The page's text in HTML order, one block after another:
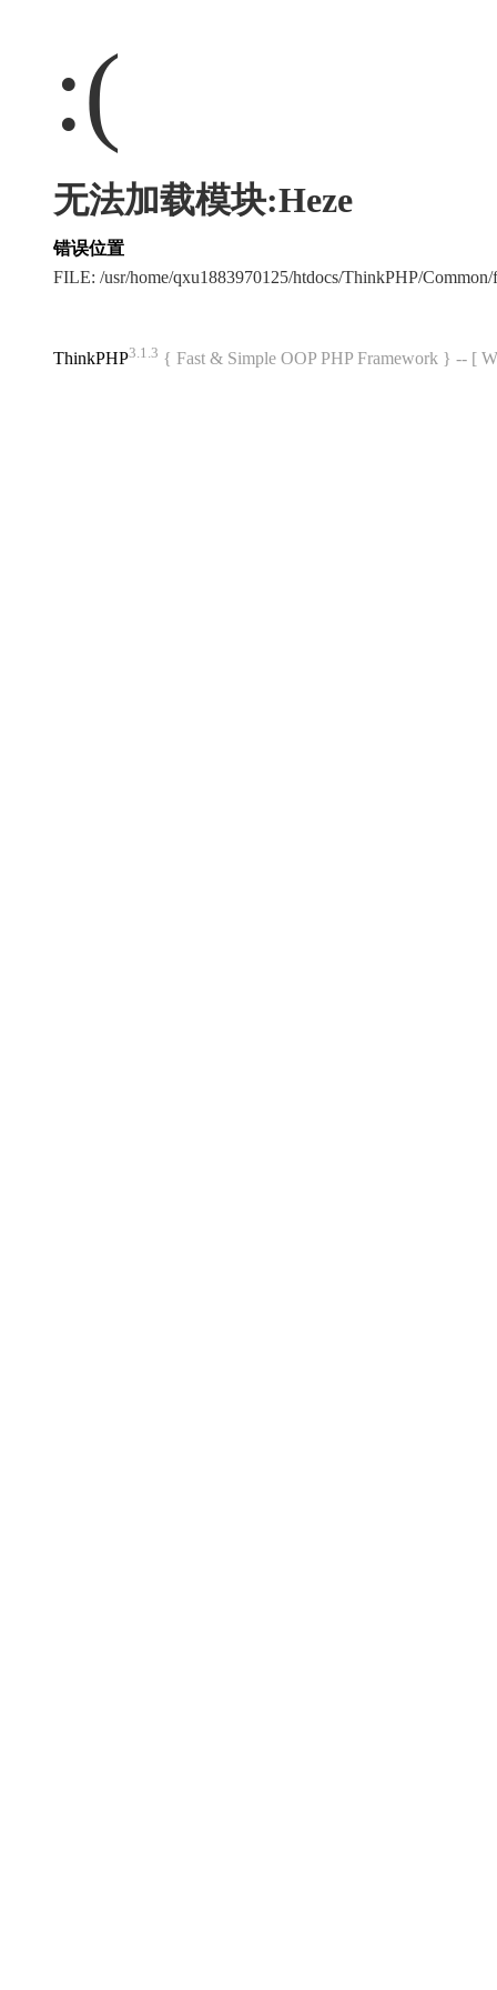
:(
无法加载模块:Heze
错误位置
FILE: /usr/home/qxu1883970125/htdocs/ThinkPHP/
ThinkPHP3.1.3 { Fast & Simple OOP PHP Framework } -- [